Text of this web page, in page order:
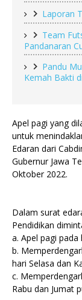
Laporan
Team
Pandanaran
Pandu
Kemah Bakti
Apel pagi yang
untuk
Edaran dari
Gubernur Jawa
Oktober 2022.
Dalam surat
Pendidikan
a. Apel pagi pada
b.
hari Selasa dan
c.
Rabu dan Jumat